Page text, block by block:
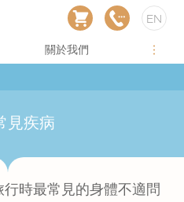
EN
關於我們
見疾病
時最常見的身體不適問